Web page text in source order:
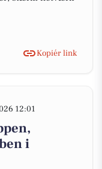
Kopiér link
12:01
i